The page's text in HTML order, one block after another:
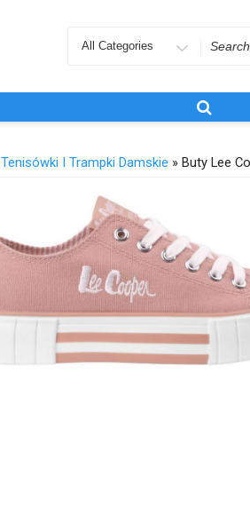
Search
Tenisówki I Trampki Damskie » Buty Lee